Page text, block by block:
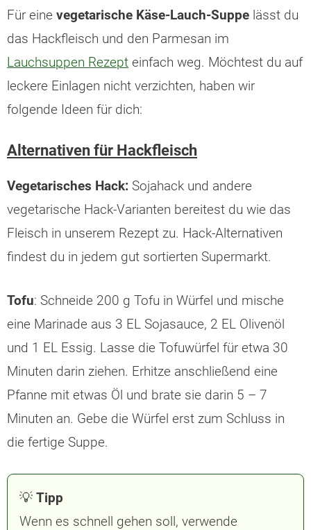
Für eine vegetarische Käse-Lauch-Suppe lässt du
das Hackfleisch und den Parmesan im
Lauchsuppen Rezept einfach weg. Möchtest du auf
leckere Einlagen nicht verzichten, haben wir
folgende Ideen für dich:
Alternativen für Hackfleisch
Vegetarisches Hack: Sojahack und andere
vegetarische Hack-Varianten bereitest du wie das
Fleisch in unserem Rezept zu. Hack-Alternativen
findest du in jedem gut sortierten Supermarkt.
Tofu: Schneide 200 g Tofu in Würfel und mische
eine Marinade aus 3 EL Sojasauce, 2 EL Olivenöl
und 1 EL Essig. Lasse die Tofuwürfel für etwa 30
Minuten darin ziehen. Erhitze anschließend eine
Pfanne mit etwas Öl und brate sie darin 5 – 7
Minuten an. Gebe die Würfel erst zum Schluss in
die fertige Suppe.
💡 Tipp
Wenn es schnell gehen soll, verwende